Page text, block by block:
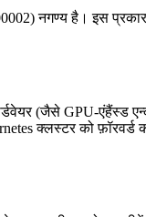
नगण्य है। इस
(जैसे GPU‑एंहैंस्ड
क्लस्टर को फ़ॉरवर्ड